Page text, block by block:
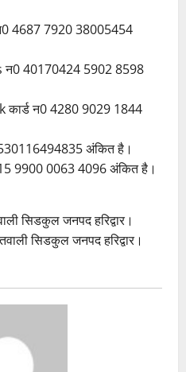
4687 7920 38005454
40170424 5902 8598
न0 4280 9029 1844
अंकित है।
9900 0063 4096 अंकित है।
सिडकुल जनपद हरिद्वार।
सिडकुल जनपद हरिद्वार।